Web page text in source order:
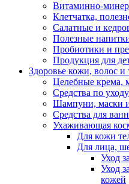
Витаминно-
Клетчатка,
Салатные и
Полезные
Пробиотики и
Продукция для
Здоровье кожи, волос и
Целебные крема,
Средства по
Шампуни, маски и
Средства для
Ухаживающая
Для кожи
Для лица,
Уход
Уход
кожей